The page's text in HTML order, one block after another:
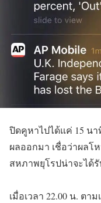
ปิดคูหาไปได้แค่ 15 น
ผลออกมา เชื่อว่าผล
สหภาพยุโรปน่าจะได้
เมื่อเวลา 22.00 น. ต